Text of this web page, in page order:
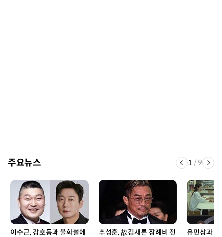
주요뉴스 1 /9
이수근, 강호동과 불화설에
추성훈, 故김새론 장례비 전
유민상과